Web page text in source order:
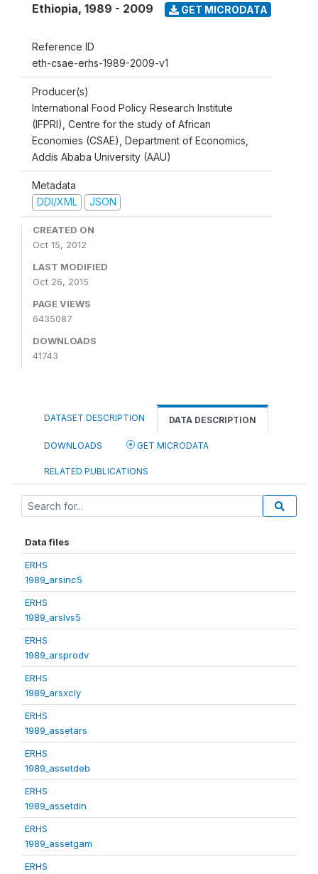
Ethiopia, 1989 - 2009 GET MICRODATA
Reference ID
eth-csae-erhs-1989-2009-v1
Producer(s)
International Food Policy Research Institute
(IFPRI), Centre for the study of African
Economies (CSAE), Department of Economics,
Addis Ababa University (AAU)
Metadata
DDI/XML
JSON
CREATED ON
Oct 15, 2012
LAST MODIFIED
Oct 26, 2015
PAGE VIEWS
6435087
DOWNLOADS
41743
DATASET DESCRIPTION DATA DESCRIPTION
DOWNLOADS GET MICRODATA
RELATED PUBLICATIONS
Data files
ERHS
1989_arsinc5
ERHS
1989_arslvs5
ERHS
1989_arsprodv
ERHS
1989_arsxcly
ERHS
1989_assetars
ERHS
1989_assetdeb
ERHS
1989_assetdin
ERHS
1989_assetgam
ERHS